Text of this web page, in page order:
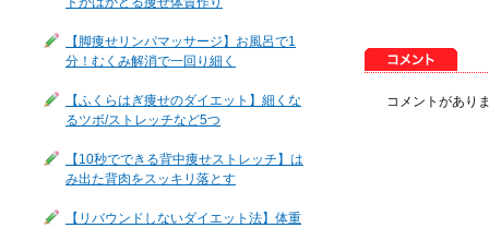
【脚痩せリンパマッサージ】お風呂で1
分！むくみ解消で一回り細く
【ふくらはぎ痩せのダイエット】細くな
るツボ/ストレッチなど5つ
【10秒でできる背中痩せストレッチ】は
み出た背肉をスッキリ落とす
【リバウンドしないダイエット法】体重
コメントがあり